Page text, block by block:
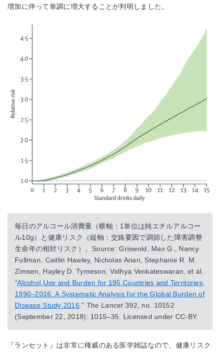
増加に伴って単調に増大することが判明しました。
毎日のアルコール消費量（横軸：1単位は純エチルアルコー
ル10g）と健康リスク（縦軸：交絡要因で調節した障害調整
生命年の相対リスク）。Source: Griswold, Max G., Nancy
Fullman, Caitlin Hawley, Nicholas Arian, Stephanie R. M.
Zimsen, Hayley D. Tymeson, Vidhya Venkateswaran, et al.
“Alcohol Use and Burden for 195 Countries and Territories,
1990–2016: A Systematic Analysis for the Global Burden of
Disease Study 2016.” The Lancet392, no. 10152
(September 22, 2018): 1015–35. Licensed under CC-BY.
『ランセット』は非常に権威のある医学雑誌なので、健康リスク